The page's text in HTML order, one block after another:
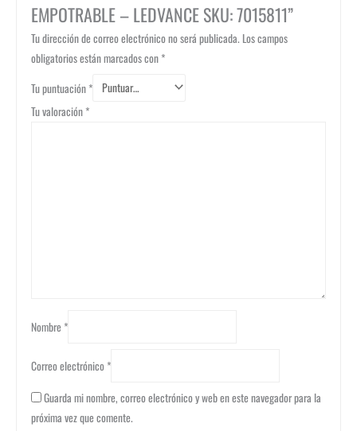
EMPOTRABLE – LEDVANCE SKU: 7015811”
Tu dirección de correo electrónico no será publicada. Los campos
obligatorios están marcados con*
Tu puntuación*
Tu valoración*
Nombre *
Correo electrónico*
Guarda mi nombre, correo electrónico y web en este navegador para la
próxima vez que comente.